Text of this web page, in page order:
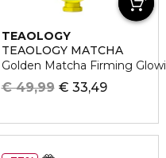
TEAOLOGY
TEAOLOGY MATCHA
Golden Matcha Firming
€ 33,49
€ 49,99